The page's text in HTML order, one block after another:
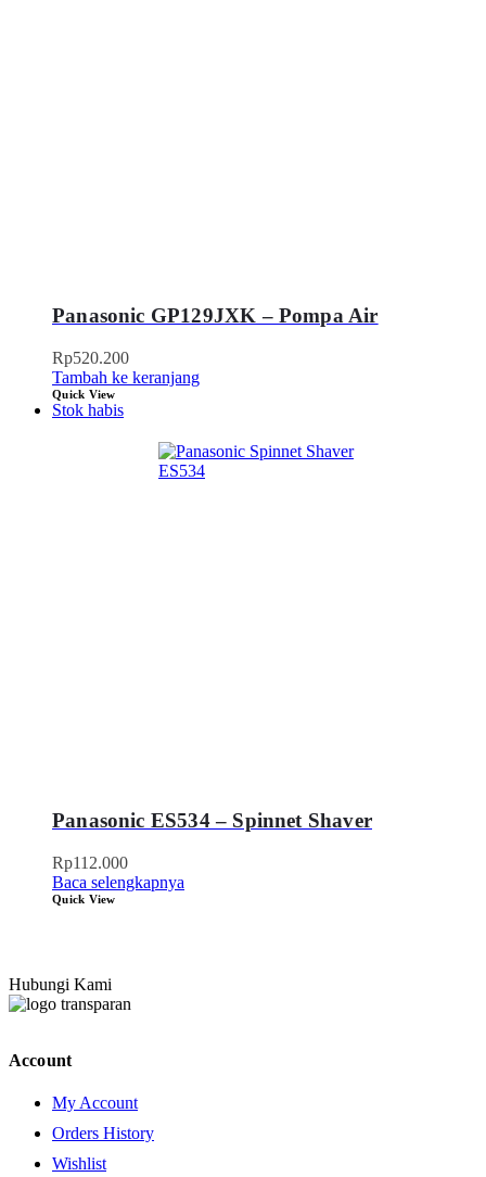
Panasonic GP129JXK – Pompa Air
Rp520.200
Tambah ke keranjang
Quick View
Stok habis
Panasonic ES534 – Spinnet Shaver
Rp112.000
Baca selengkapnya
Quick View
Hubungi Kami
Account
My Account
Orders History
Wishlist